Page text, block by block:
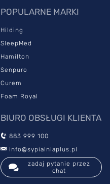
POPULARNE MARKI
Hilding
SleepMed
Hamilton
Senpuro
Curem
Foam Royal
BIURO OBSŁUGI KLIENTA
883 999 100
info@sypialniaplus.pl
zadaj pytanie przez
chat